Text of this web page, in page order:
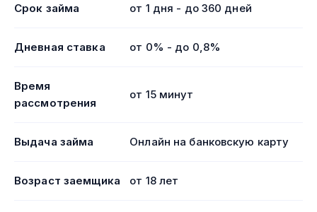
Срок займа от 1 дня - до 360 дней
Дневная ставка от 0% - до 0,8%
Время
рассмотрения
от 15 минут
Выдача займа Онлайн на банковскую карту
Возраст заемщика от 18 лет